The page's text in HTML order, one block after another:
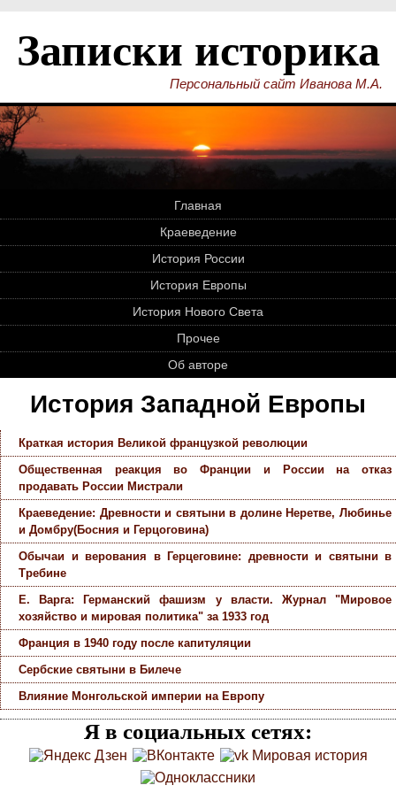
Записки историка
Персональный сайт Иванова М.А.
Главная
Краеведение
История России
История Европы
История Нового Света
Прочее
Об авторе
История Западной Европы
Краткая история Великой французкой революции
Общественная реакция во Франции и России на отказ
продавать России Мистрали
Краеведение: Древности и святыни в долине Неретве, Любинье
и Домбру(Босния и Герцоговина)
Обычаи и верования в Герцеговине: древности и святыни в
Требине
Е. Варга: Германский фашизм у власти. Журнал "Мировое
хозяйство и мировая политика" за 1933 год
Франция в 1940 году после капитуляции
Сербские святыни в Билече
Влияние Монгольской империи на Европу
Я в социальных сетях: